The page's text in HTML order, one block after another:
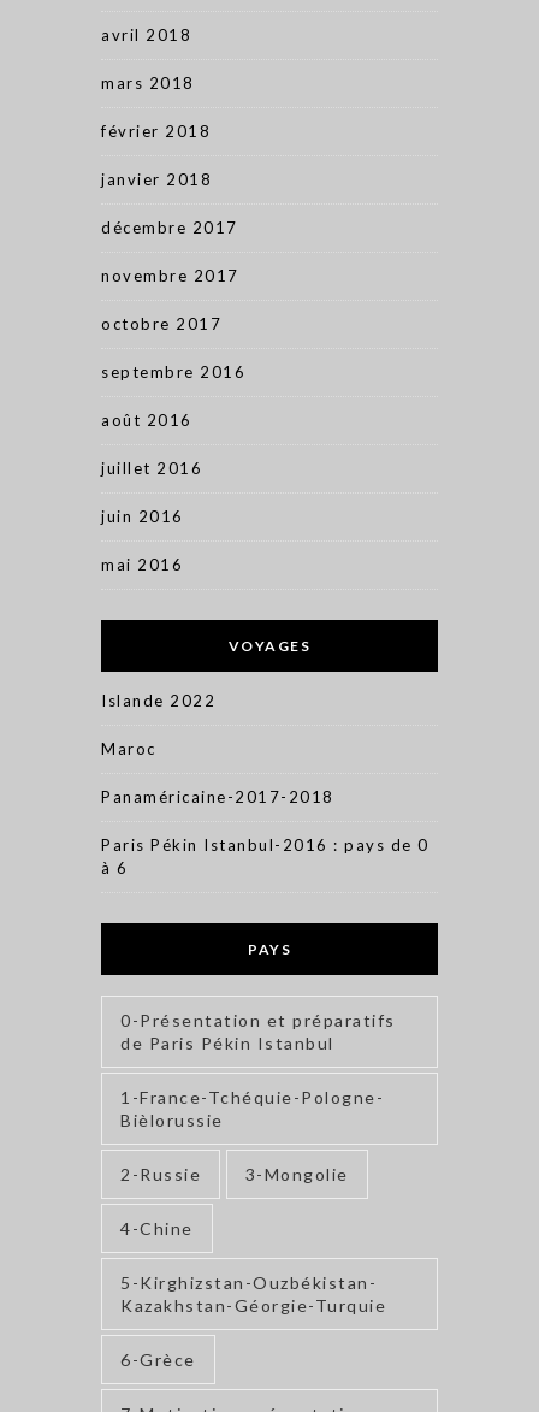
avril 2018
mars 2018
février 2018
janvier 2018
décembre 2017
novembre 2017
octobre 2017
septembre 2016
août 2016
juillet 2016
juin 2016
mai 2016
VOYAGES
Islande 2022
Maroc
Panaméricaine-2017-2018
Paris Pékin Istanbul-2016 : pays de 0
à 6
PAYS
0-Présentation et préparatifs
de Paris Pékin Istanbul
1-France-Tchéquie-Pologne-
Bièlorussie
2-Russie 3-Mongolie
4-Chine
5-Kirghizstan-Ouzbékistan-
Kazakhstan-Géorgie-Turquie
6-Grèce